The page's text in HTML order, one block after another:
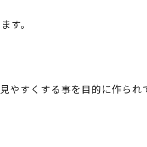
す。
やすくする事を目的に作ら